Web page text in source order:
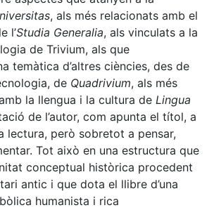
, als més relacionats amb el
l’Studia Generalia, als vinculats a la
de Trivium, als que
temàtica d’altres ciències, des de
de Quadrivium, als més
la llengua i la cultura de Lingua
de l’autor, com apunta el títol, a
lectura, però sobretot a pensar,
Tot això en una estructura que
conceptual històrica procedent
antic i que dota el llibre d’una
humanista i rica